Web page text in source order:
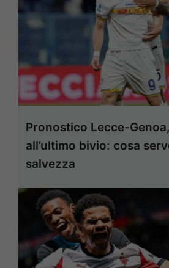
Pronostico Lecce-
all’ultimo bivio: cosa
salvezza